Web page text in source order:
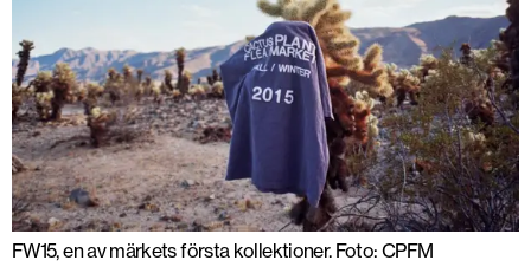
FW15, en av märkets första kollektioner. Foto: CPFM